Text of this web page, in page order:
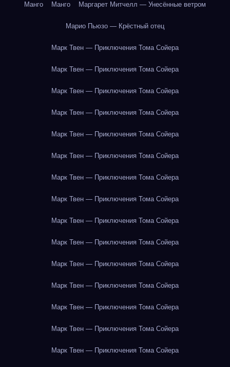
Манго Манго Маргарет Митчелл — Унесённые ветром
Марио Пьюзо — Крёстный отец
Марк Твен — Приключения Тома Сойера
Марк Твен — Приключения Тома Сойера
Марк Твен — Приключения Тома Сойера
Марк Твен — Приключения Тома Сойера
Марк Твен — Приключения Тома Сойера
Марк Твен — Приключения Тома Сойера
Марк Твен — Приключения Тома Сойера
Марк Твен — Приключения Тома Сойера
Марк Твен — Приключения Тома Сойера
Марк Твен — Приключения Тома Сойера
Марк Твен — Приключения Тома Сойера
Марк Твен — Приключения Тома Сойера
Марк Твен — Приключения Тома Сойера
Марк Твен — Приключения Тома Сойера
Марк Твен — Приключения Тома Сойера